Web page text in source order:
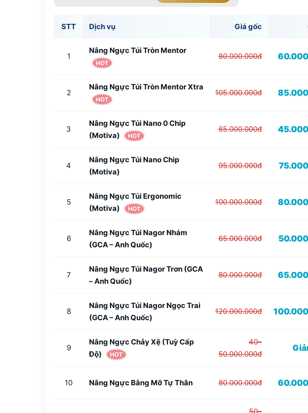
STT Dịch vụ Giá gốc
1
Nâng Ngực Túi Tròn Mentor
HOT
80.000.000đ
2
Nâng Ngực Túi Tròn Mentor Xtra
HOT
105.000.000đ
3
Nâng Ngực Túi Nano 0 Chip
(Motiva)
HOT
65.000.000đ
4
Nâng Ngực Túi Nano Chip
(Motiva)
95.000.000đ
5
Nâng Ngực Túi Ergonomic
(Motiva)
HOT
100.000.000đ
6
Nâng Ngực Túi Nagor Nhám
(GCA – Anh Quốc)
65.000.000đ
7
Nâng Ngực Túi Nagor Trơn (GCA
– Anh Quốc)
80.000.000đ
8
Nâng Ngực Túi Nagor Ngọc Trai
(GCA – Anh Quốc)
120.000.000đ
9
Nâng Ngực Chảy Xệ (tuỳ Cấp
Độ)
HOT
40–
50.000.000đ
10 Nâng Ngực Bằng Mỡ Tự Thân 80.000.000đ